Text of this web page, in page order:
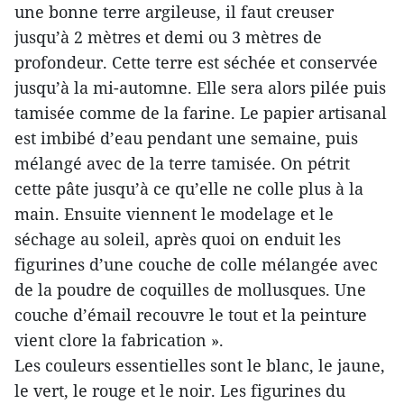
une bonne terre argileuse, il faut creuser
jusqu’à 2 mètres et demi ou 3 mètres de
profondeur. Cette terre est séchée et conservée
jusqu’à la mi-automne. Elle sera alors pilée puis
tamisée comme de la farine. Le papier artisanal
est imbibé d’eau pendant une semaine, puis
mélangé avec de la terre tamisée. On pétrit
cette pâte jusqu’à ce qu’elle ne colle plus à la
main. Ensuite viennent le modelage et le
séchage au soleil, après quoi on enduit les
figurines d’une couche de colle mélangée avec
de la poudre de coquilles de mollusques. Une
couche d’émail recouvre le tout et la peinture
vient clore la fabrication ».
Les couleurs essentielles sont le blanc, le jaune,
le vert, le rouge et le noir. Les figurines du